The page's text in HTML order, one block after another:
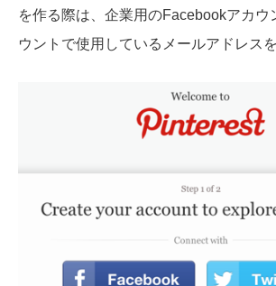
を作る際は、企業用のFacebookアカウ
ウントで使用しているメールアドレス